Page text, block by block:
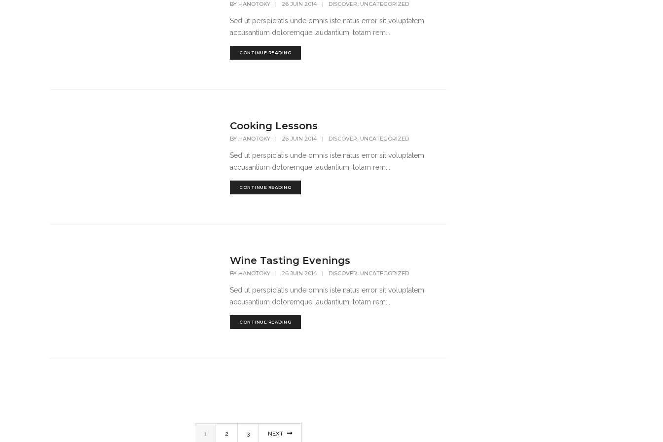
BY HANOTOKY | 26 JUIN 2014 | DISCOVER, UNCATEGORIZED
Sed ut perspiciatis unde omnis iste natus error sit voluptatem
accusantium doloremque laudantium, totam rem...
CONTINUE READING
Cooking Lessons
BY HANOTOKY | 26 JUIN 2014 | DISCOVER, UNCATEGORIZED
Sed ut perspiciatis unde omnis iste natus error sit voluptatem
accusantium doloremque laudantium, totam rem...
CONTINUE READING
Wine Tasting Evenings
BY HANOTOKY | 26 JUIN 2014 | DISCOVER, UNCATEGORIZED
Sed ut perspiciatis unde omnis iste natus error sit voluptatem
accusantium doloremque laudantium, totam rem...
CONTINUE READING
1 2 3 NEXT